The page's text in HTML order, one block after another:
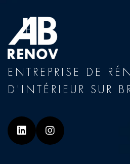
ENTREPRISE DE
D'INTÉRIEUR SUR
Linkedin Instagram